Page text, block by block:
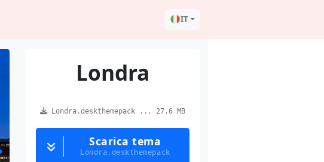
IT
Londra
Londra.deskthemepack ... 27.6 MB
Scarica tema
Londra.deskthemepack